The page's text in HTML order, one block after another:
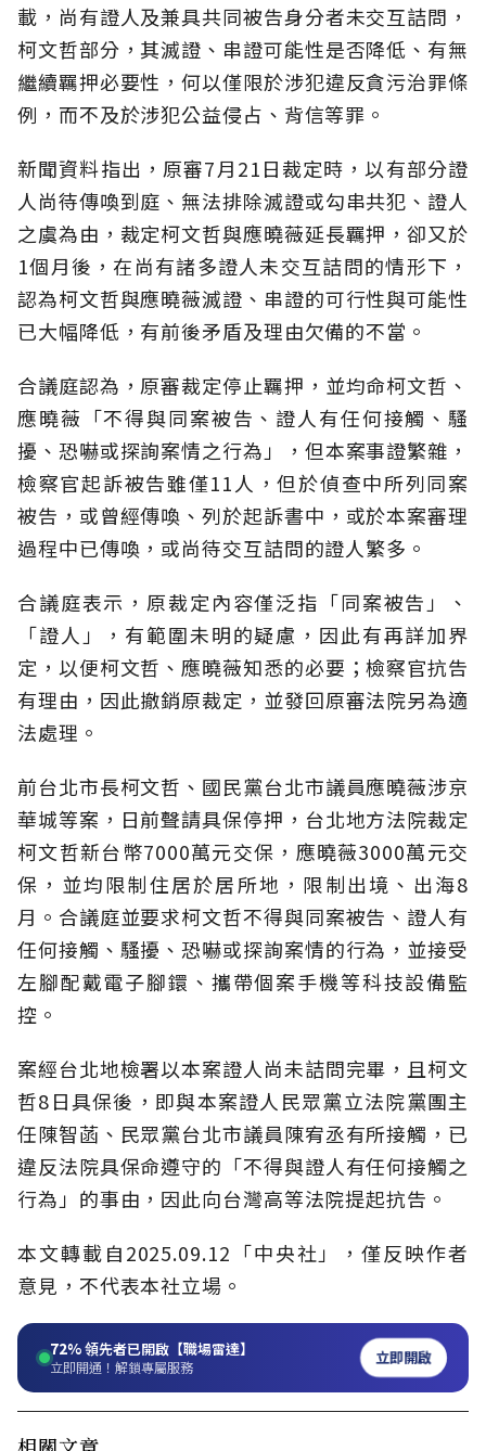
載，尚有證人及兼具共同被告身分者未交互詰問，
柯文哲部分，其滅證、串證可能性是否降低、有無
繼續羈押必要性，何以僅限於涉犯違反貪污治罪條
例，而不及於涉犯公益侵占、背信等罪。
新聞資料指出，原審7月21日裁定時，以有部分證
人尚待傳喚到庭、無法排除滅證或勾串共犯、證人
之虞為由，裁定柯文哲與應曉薇延長羈押，卻又於
1個月後，在尚有諸多證人未交互詰問的情形下，
認為柯文哲與應曉薇滅證、串證的可行性與可能性
已大幅降低，有前後矛盾及理由欠備的不當。
合議庭認為，原審裁定停止羈押，並均命柯文哲、
應曉薇「不得與同案被告、證人有任何接觸、騷
擾、恐嚇或探詢案情之行為」，但本案事證繁雜，
檢察官起訴被告雖僅11人，但於偵查中所列同案
被告，或曾經傳喚、列於起訴書中，或於本案審理
過程中已傳喚，或尚待交互詰問的證人繁多。
合議庭表示，原裁定內容僅泛指「同案被告」、
「證人」，有範圍未明的疑慮，因此有再詳加界
定，以便柯文哲、應曉薇知悉的必要；檢察官抗告
有理由，因此撤銷原裁定，並發回原審法院另為適
法處理。
前台北市長柯文哲、國民黨台北市議員應曉薇涉京
華城等案，日前聲請具保停押，台北地方法院裁定
柯文哲新台幣7000萬元交保，應曉薇3000萬元交
保，並均限制住居於居所地，限制出境、出海8
月。合議庭並要求柯文哲不得與同案被告、證人有
任何接觸、騷擾、恐嚇或探詢案情的行為，並接受
左腳配戴電子腳鐶、攜帶個案手機等科技設備監
控。
案經台北地檢署以本案證人尚未詰問完畢，且柯文
哲8日具保後，即與本案證人民眾黨立法院黨團主
任陳智菡、民眾黨台北市議員陳宥丞有所接觸，已
違反法院具保命遵守的「不得與證人有任何接觸之
行為」的事由，因此向台灣高等法院提起抗告。
本文轉載自2025.09.12「中央社」，僅反映作者
意見，不代表本社立場。
72%領先者已開啟【職場雷達】
立即開通！解鎖專屬服務 立即開啟